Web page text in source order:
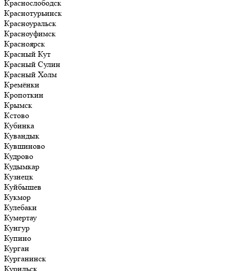
Краснослободск
Краснотурьинск
Красноуральск
Красноуфимск
Красноярск
Красный Кут
Красный Сулин
Красный Холм
Кремёнки
Кропоткин
Крымск
Кстово
Кубинка
Кувандык
Кувшиново
Кудрово
Кудымкар
Кузнецк
Куйбышев
Кукмор
Кулебаки
Кумертау
Кунгур
Купино
Курган
Курганинск
Курильск